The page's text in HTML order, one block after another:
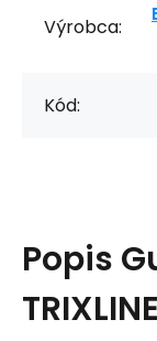
Výrobca:
Kód:
Popis